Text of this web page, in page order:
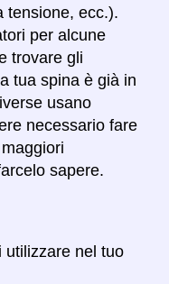
tensione, ecc.).
per alcune
trovare gli
tua spina è già in
usano
necessario fare
sapere.
utilizzare nel tuo